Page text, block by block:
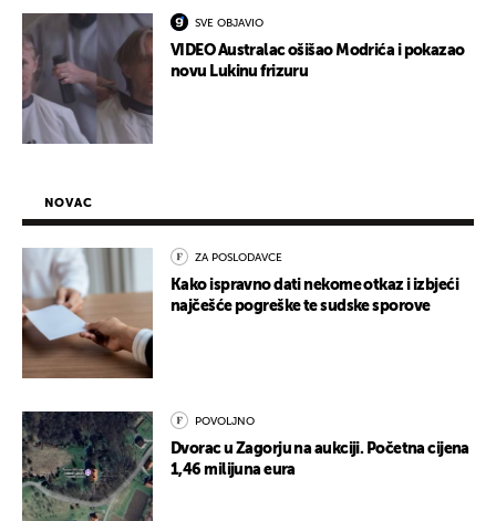
SVE OBJAVIO
VIDEO Australac ošišao Modrića i pokazao
novu Lukinu frizuru
NOVAC
ZA POSLODAVCE
Kako ispravno dati nekome otkaz i izbjeći
najčešće pogreške te sudske sporove
POVOLJNO
Dvorac u Zagorju na aukciji. Početna cijena
1,46 milijuna eura